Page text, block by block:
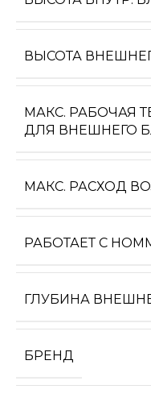
ВЫСОТА
МАКС. РАБОЧАЯ
ДЛЯ ВНЕШНЕГО
МАКС. РАСХОД
РАБОТАЕТ С
ГЛУБИНА
БРЕНД